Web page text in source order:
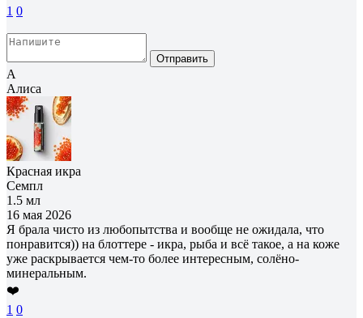
1 0
Отправить
А
Алиса
Красная икра
Семпл
1.5 мл
16 мая 2026
Я брала чисто из любопытства и вообще не ожидала, что
понравится)) на блоттере - икра, рыба и всё такое, а на коже
уже раскрывается чем-то более интересным, солёно-
минеральным.
❤️
1 0